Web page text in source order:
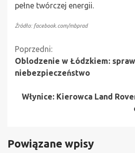
pełne twórczej energii.
Źródło: facebook.com/mbprad
Kontynuuj
czytanie
Poprzedni:
Oblodzenie w Łódzkiem:
niebezpieczeństwo
Włynice: Kierowca Land
Powiązane wpisy